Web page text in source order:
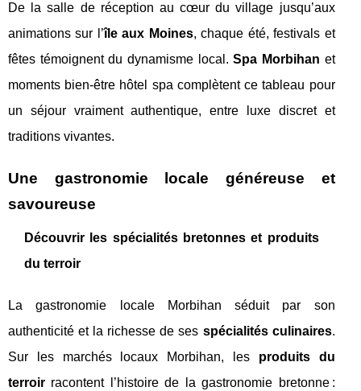
De la salle de réception au cœur du village jusqu’aux
animations sur l’île aux Moines, chaque été, festivals et
fêtes témoignent du dynamisme local.Spa Morbihan et
moments bien-être hôtel spa complètent ce tableau pour
un séjour vraiment authentique, entre luxe discret et
traditions vivantes.
Une gastronomie locale généreuse et
savoureuse
Découvrir les spécialités bretonnes et produits
du terroir
La gastronomie locale Morbihan séduit par son
authenticité et la richesse de ses spécialités culinaires.
Sur les marchés locaux Morbihan, les produits du
terroir racontent l’histoire de la gastronomie bretonne :